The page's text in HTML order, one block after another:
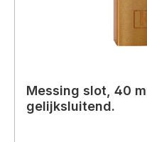
Messing slot, 40
gelijksluitend.